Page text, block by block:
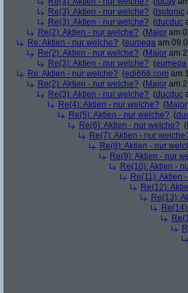
Re(3): Aktien - nur welche? (isotonic
Re(3): Aktien - nur welche? (ducduc
Re(2): Aktien - nur welche? (Major am
Re: Aktien - nur welche? (eumega am
Re(2): Aktien - nur welche? (Major am
Re(3): Aktien - nur welche? (eumega
Re: Aktien - nur welche? (edi666.com am
Re(2): Aktien - nur welche? (Major am
Re(3): Aktien - nur welche? (ducduc
Re(4): Aktien - nur welche? (Major
Re(5): Aktien - nur welche? (
Re(6): Aktien - nur welche? (
Re(7): Aktien - nur
Re(8): Aktien - nur
Re(9): Aktien - nur
Re(10): Aktien -
Re(11): Aktien
Re(12):
Re(13):